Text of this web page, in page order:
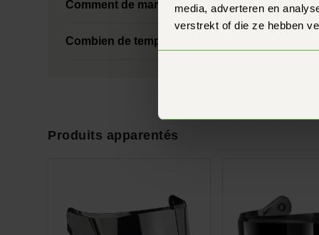
media, adverteren en
verstrekt of die ze hebben
Comment de marche, de garantie du prix de ?
Combien de temps faut-il pour recevoir ma
Produits apparentés